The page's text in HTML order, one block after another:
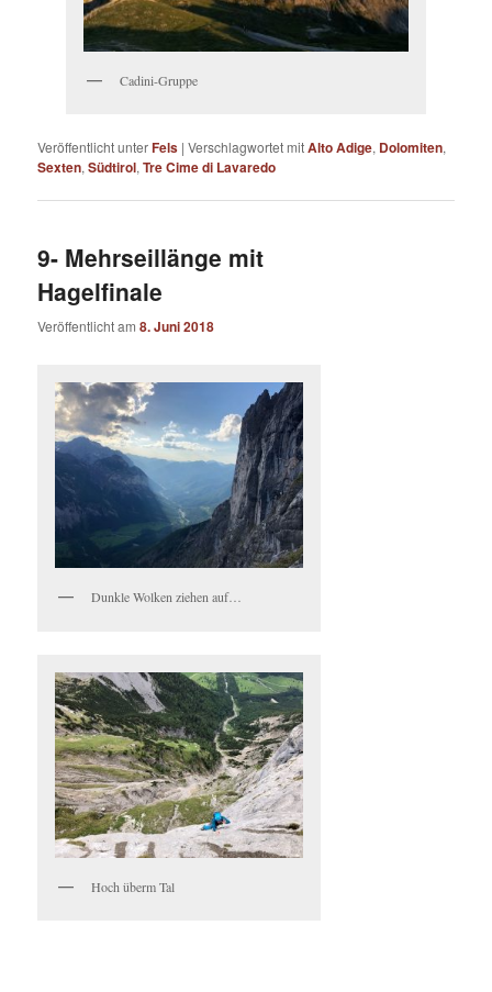
Cadini-Gruppe
Veröffentlicht unterFels |Verschlagwortet mitAlto Adige, Dolomiten,
Sexten,Südtirol,Tre Cime di Lavaredo
9- Mehrseillänge mit
Hagelfinale
Veröffentlicht am8. Juni 2018
Dunkle Wolken ziehen auf…
Hoch überm Tal